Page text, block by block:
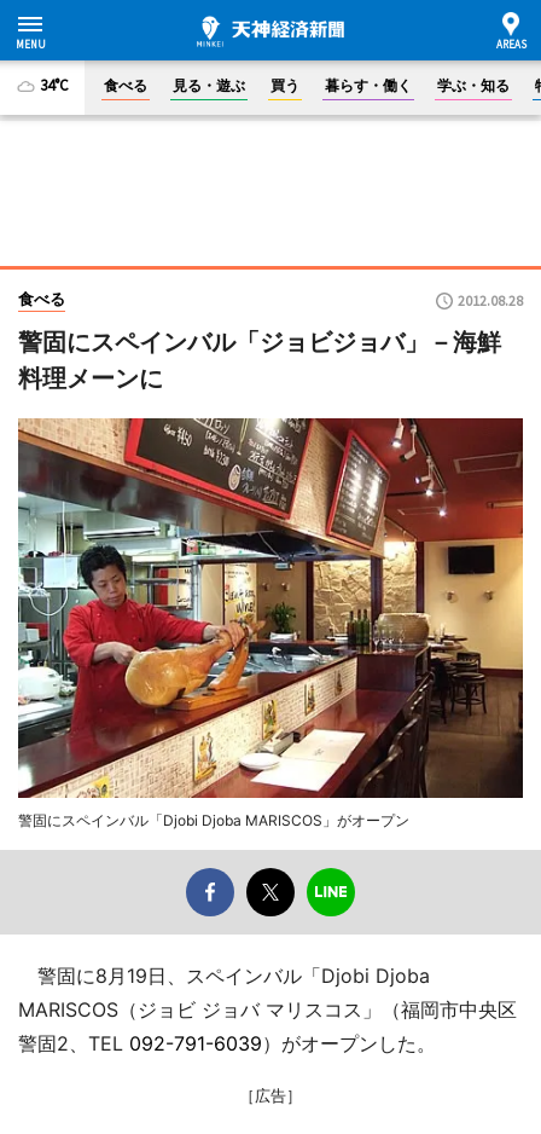
34°C 食べる 見る・遊ぶ 買う 暮らす・働く 学ぶ・知る
食べる 2012.08.28
警固にスペインバル「ジョビジョバ」－海鮮
料理メーンに
警固にスペインバル「Djobi Djoba MARISCOS」がオープン
警固に8月19日、スペインバル「Djobi Djoba
MARISCOS（ジョビ ジョバ マリスコス」（福岡市中央区
警固2、TEL 092-791-6039）がオープンした。
［広告］